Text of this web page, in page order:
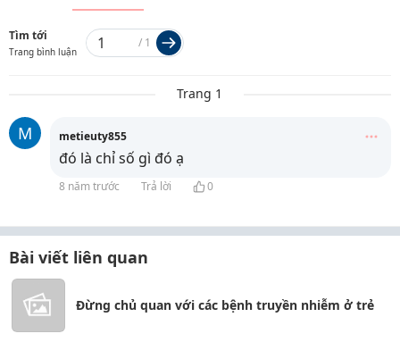
Tìm tới
Trang bình luận
/ 1
Trang 1
M metieuty855
đó là chỉ số gì đó ạ
8 năm trước Trả lời 0
Bài viết liên quan
Đừng chủ quan với các bệnh truyền nhiễm ở trẻ